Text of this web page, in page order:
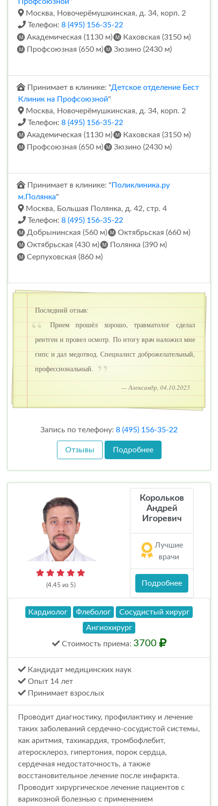
Москва, Новочерёмушкинская, д. 34, корп. 2
Телефон: 8 (495) 156-35-22
Академическая (1130 м)
Каховская (3150 м)
Профсоюзная (650 м)
Зюзино (2430 м)
Принимает в клинике: "Детское отделение Бест
Клиник на Профсоюзной"
Москва, Новочерёмушкинская, д. 34, корп. 2
Телефон: 8 (495) 156-35-22
Академическая (1130 м)
Каховская (3150 м)
Профсоюзная (650 м)
Зюзино (2430 м)
Принимает в клинике: " Поликлиника.ру
м.Полянка"
Москва, Большая Полянка, д. 42, стр. 4
Телефон: 8 (495) 156-35-22
Добрынинская (560 м)
Октябрьская (660 м)
Октябрьская (430 м)
Полянка (390 м)
Серпуховская (860 м)
Последний отзыв:
Прием прошёл хорошо, травматолог сделал
рентген и провел осмотр. По итогу врач наложил мне
гипс и дал медотвод. Специалист доброжелательный,
профессиональный.
— Александр, 04.10.2025
Запись по телефону: 8 (495) 156-35-22
Отзывы Подробнее
(4.45 из 5)
Корольков
Андрей
Игоревич
Лучшие
врачи
Подробнее
Кардиолог Флеболог
Сосудистый хирург
Ангиохирург
Стоимость приема: 3700
Кандидат медицинских наук
Опыт 14 лет
Принимает взрослых
Проводит диагностику, профилактику и лечение
таких заболеваний сердечно-сосудистой системы,
как аритмия, тахикардия, тромбофлебит,
атеросклероз, гипертония, порок сердца,
сердечная недостаточность, а также
восстановительное лечение после инфаркта.
Проводит хирургическое лечение пациентов с
варикозной болезнью с применением